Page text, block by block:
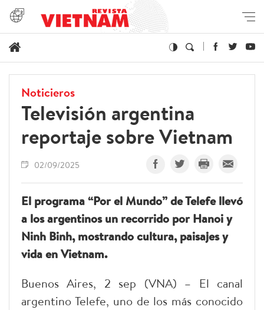
Noticieros
Televisión argentina
reportaje sobre Vietnam
02/09/2025
El programa “Por el Mundo” de Telefe llevó
a los argentinos un recorrido por Hanoi y
Ninh Binh, mostrando cultura, paisajes y
vida en Vietnam.
Buenos Aires, 2 sep (VNA) – El canal
argentino Telefe, uno de los más conocido